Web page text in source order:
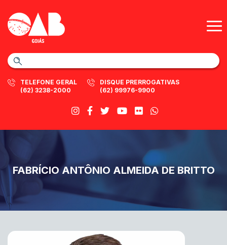
TELEFONE GERAL
(62) 3238-2000
DISQUE PRERROGATIVAS
(62) 99976-9900
FABRÍCIO ANTÔNIO ALMEIDA DE BRITTO